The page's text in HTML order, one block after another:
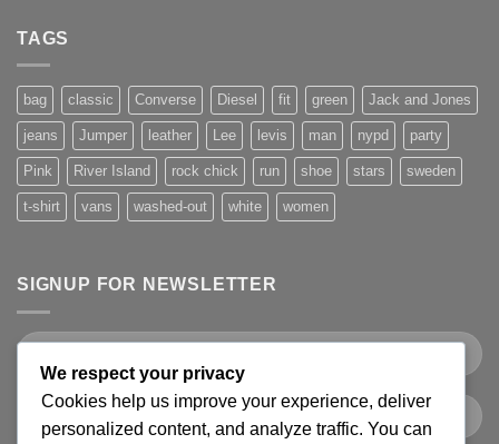
TAGS
bag classic Converse Diesel fit green Jack and Jones
jeans Jumper leather Lee levis man nypd party
Pink River Island rock chick run shoe stars sweden
t-shirt vans washed-out white women
SIGNUP FOR NEWSLETTER
We respect your privacy
Cookies help us improve your experience, deliver
personalized content, and analyze traffic. You can